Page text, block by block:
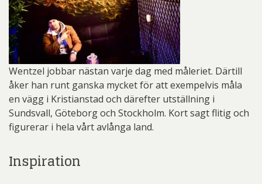
Wentzel jobbar nästan varje dag med måleriet. Därtill
åker han runt ganska mycket för att exempelvis måla
en vägg i Kristianstad och därefter utställning i
Sundsvall, Göteborg och Stockholm. Kort sagt flitig och
figurerar i hela vårt avlånga land.
Inspiration